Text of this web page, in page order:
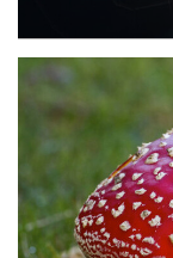
Mehr sehen »